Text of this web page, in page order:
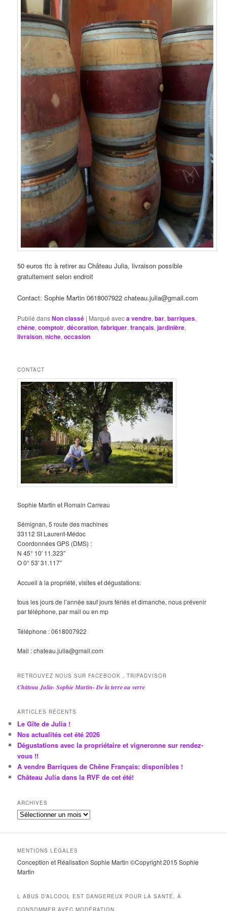
50 euros ttc à retirer au Château Julia, livraison possible
gratuitement selon endroit
Contact: Sophie Martin 0618007922 chateau.julia@gmail.com
Publié dansNon classé | Marqué aveca vendre,bar,barriques,
chêne,comptoir,décoration,fabriquer,français,jardinière,
livraison,niche,occasion
CONTACT
Sophie Martin et Romain Carreau
Sémignan, 5 route des machines
33112 St Laurent-Médoc
Coordonnées GPS (DMS) :
N 45° 10′ 11.323″
O 0° 53′ 31.117″
Accueil à la propriété, visites et dégustations:
tous les jours de l’année sauf jours fériés et dimanche, nous prévenir
par téléphone, par mail ou en mp
Téléphone : 0618007922
Mail : chateau.julia@gmail.com
RETROUVEZ NOUS SUR FACEBOOK , TRIPADVISOR
Château Julia- Sophie Martin- De la terre au verre
ARTICLES RÉCENTS
Le Gîte de Julia !
Nos actualités cet été 2026
Dégustations avec la propriétaire et vigneronne sur rendez-
vous !!
A vendre Barriques de Chêne Français: disponibles !
Château Julia dans la RVF de cet été!
ARCHIVES
A
c
i
v
e
MENTIONS LÉGALES
Conception et Réalisation Sophie Martin ©Copyright 2015 Sophie
Martin
L ABUS D’ALCOOL EST DANGEREUX POUR LA SANTÉ, À